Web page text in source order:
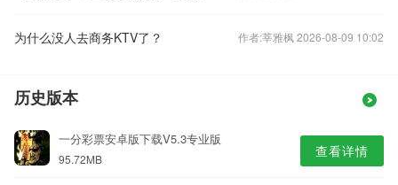
为什么没人去商务KTV了？ 作者:莘雅枫 2026-08-09 10:02
历史版本
一分彩票安卓版下载V5.3专业版
95.72MB 查看详情